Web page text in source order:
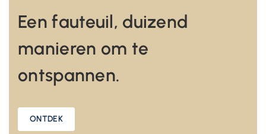
Een fauteuil, duizend
manieren om te
ontspannen.
ONTDEK